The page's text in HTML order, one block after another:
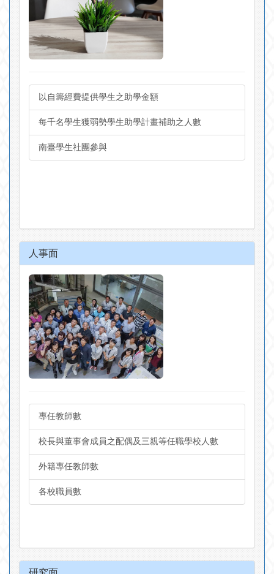
以自籌經費提供學生之助學金額
每千名學生獲弱勢學生助學計畫補助之人數
南臺學生社團參與
人事面
專任教師數
校長與董事會成員之配偶及三親等任職學校人數
外籍專任教師數
各校職員數